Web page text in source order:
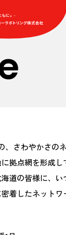
さわやかさの
拠点網を形成し
道の皆様に、
着したネットワ